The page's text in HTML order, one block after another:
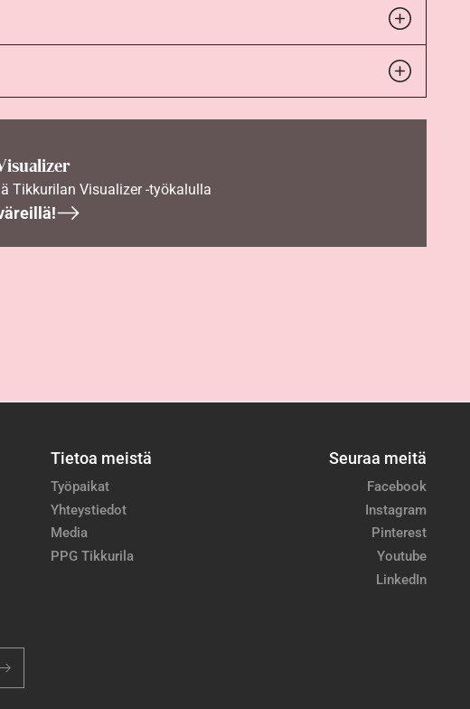
Tikkurilan Visualizer -työkalulla
Tietoa meistä
Työpaikat
Yhteystiedot
Media
PPG Tikkurila
Seuraa meitä
Facebook
Instagram
Pinterest
Youtube
LinkedIn